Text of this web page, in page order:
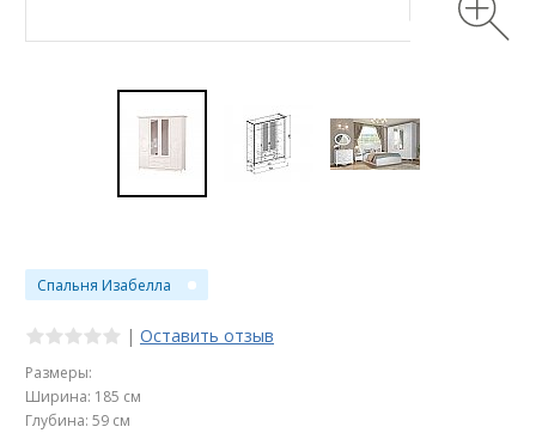
Спальня Изабелла
| Оставить отзыв
Размеры:
Ширина: 185 см
Глубина: 59 см